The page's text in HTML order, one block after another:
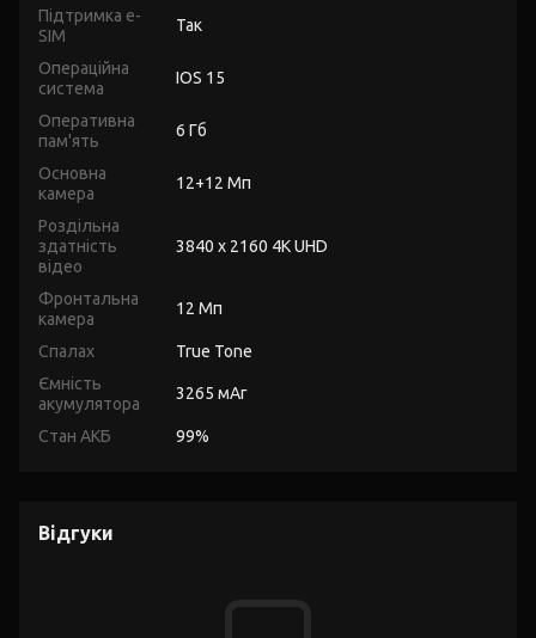
Підтримка e-
SIM
Так
Операційна
система
IOS 15
Оперативна
пам'ять
6 Гб
Основна
камера
12+12 Мп
Роздільна
здатність
відео
3840 x 2160 4K UHD
Фронтальна
камера
12 Мп
Спалах
True Tone
Ємність
акумулятора
3265 мАг
Стан АКБ 99%
Відгуки